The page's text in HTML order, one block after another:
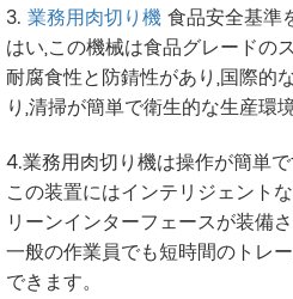
3. 業務用肉切り機食品安全基準
はい,この機械は食品グレードの
耐腐食性と防錆性があり,国際的
り,清掃が簡単で衛生的な生産環
4.業務用肉切り機は操作が簡単
この装置にはインテリジェント
リーンインターフェースが装備
一般の作業員でも短時間のトレ
できます。